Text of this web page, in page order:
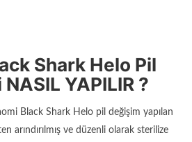
Shark Helo Pil
YAPILIR ?
Black Shark Helo pil değişim yapılan
arındırılmış ve düzenli olarak sterilize